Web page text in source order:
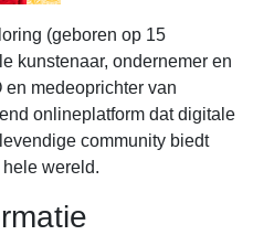
(geboren op 15
kunstenaar, ondernemer en
en medeoprichter van
onlineplatform dat digitale
community biedt
wereld.